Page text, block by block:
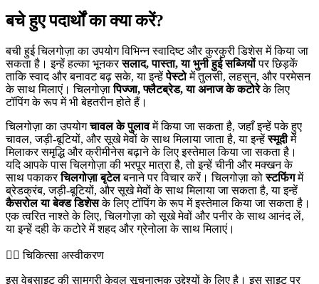
बचे हुए पदार्थों का क्या करें?
बची हुई चिलगोज़ा का उपयोग विभिन्न स्वादिष्ट और कुरकुरी डिशेस में किया जा
सकता है। इन्हें हल्का भूनकरसलाद, पास्ता, या भुनी हुई सब्जियोंपर छिड़कें
ताकि स्वाद और बनावट बढ़ सके, या इन्हेंपेस्टोमें तुलसी, लहसुन, और परमेसन
के साथ मिलाएं। चिलगोज़ापिज्जा, फ्लैटब्रेड, या अनाज के कटोरेके लिए
टॉपिंग के रूप में भी बेहतरीन होते हैं।
चिलगोज़ा का उपयोगचावल के पुलावमें किया जा सकता है, जहाँ इन्हें पके हुए
चावल, जड़ी-बूटियों, और सूखे मेवों के साथ मिलाया जाता है, या इन्हेंस्मूदीमें
मिलाकर समृद्धि और क्रीमीनेस बढ़ाने के लिए इस्तेमाल किया जा सकता है।
यदि आपके पास चिलगोज़ा की भरपूर मात्रा है, तो इन्हें चीनी और मक्खन के
साथ पकाकरचिलगोज़ा बृटेलबनाने पर विचार करें। चिलगोज़ा कोस्टफिंगमें
ब्रेडक्रंब, जड़ी-बूटियों, और सूखे मेवों के साथ मिलाया जा सकता है, या इन्हें
कैसरोल या बेक्ड डिशेसके लिए टॉपिंग के रूप में इस्तेमाल किया जा सकता है।
एक त्वरित नाश्ते के लिए, चिलगोज़ा को सूखे मेवों और पनीर के साथ आनंद लें,
या इन्हें दही के कटोरे में शहद और ग्रेनोला के साथ मिलाएं।
👨‍⚕️️ चिकित्सा अस्वीकरण
इस वेबसाइट की सामग्री केवल सूचनात्मक उद्देश्यों के लिए है। इस साइट पर